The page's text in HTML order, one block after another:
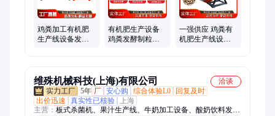
鸡粪加工有机肥
生产线设备发酵
有机肥生产设备
鸡粪发酵制粒设
一强供应 鸡粪有
机肥生产线设备
维殊机械科技(上海)有限公司
洽谈
5年 厂 安心购 综合体验L0
回复及时
出价迅速
真实性已核验
上海
主营： 板式杀菌机、果汁生产线、牛奶加工设备、酸奶饮料发酵